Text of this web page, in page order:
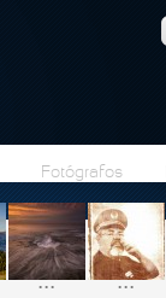
Fotógrafos
... ...